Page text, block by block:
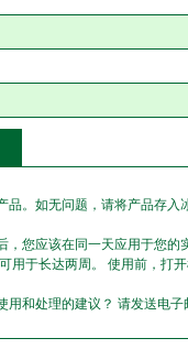
品。如无问题，请将产品存入
，您应该在同一天应用于您
用于长达两周。 使用前，打
和处理的建议？ 请发送电子